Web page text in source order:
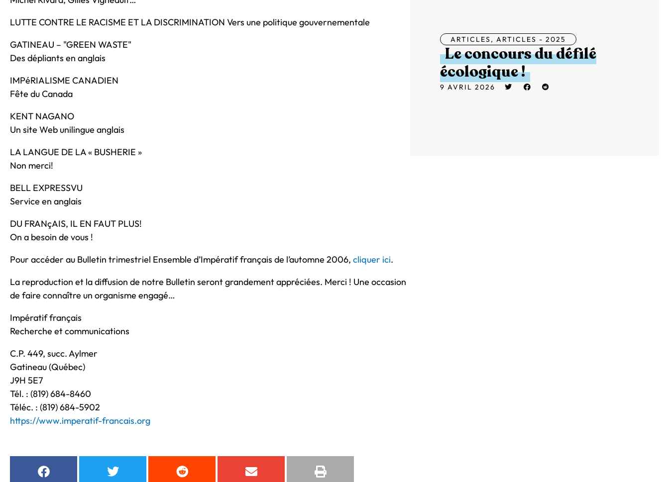
LUTTE CONTRE LE RACISME ET LA DISCRIMINATION Vers une politique gouvernementale
GATINEAU – "GREEN WASTE"
Des dépliants en anglais
IMPéRIALISME CANADIEN
Fête du Canada
KENT NAGANO
Un site Web unilingue anglais
LA LANGUE DE LA « BUSHERIE »
Non merci!
BELL EXPRESSVU
Service en anglais
DU FRANçAIS, IL EN FAUT PLUS!
On a besoin de vous !
Pour accéder au Bulletin trimestriel Ensemble d’Impératif français de l’automne 2006, cliquer ici.
La reproduction et la diffusion de notre Bulletin seront grandement appréciées. Merci ! Une occasion
de faire connaître un organisme engagé…
Impératif français
Recherche et communications
C.P. 449, succ. Aylmer
Gatineau (Québec)
J9H 5E7
Tél. : (819) 684-8460
Téléc. : (819) 684-5902
https://www.imperatif-francais.org
ARTICLES, ARTICLES - 2025
Le concours du défilé
écologique !
9 AVRIL 2026